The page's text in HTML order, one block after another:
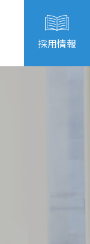
採用情報